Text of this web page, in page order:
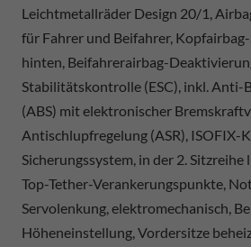
Leichtmetallräder Design 20/1,
für Fahrer und Beifahrer,
hinten, Beifahrerairbag-
Stabilitätskontrolle (ESC), inkl. Anti-
(ABS) mit elektronischer
Antischlupfregelung (ASR), ISOFIX-
Sicherungssystem, in der 2. Sitzreihe
Top-Tether-Verankerungspunkte,
Servolenkung, elektromechanisch,
Höheneinstellung, Vordersitze